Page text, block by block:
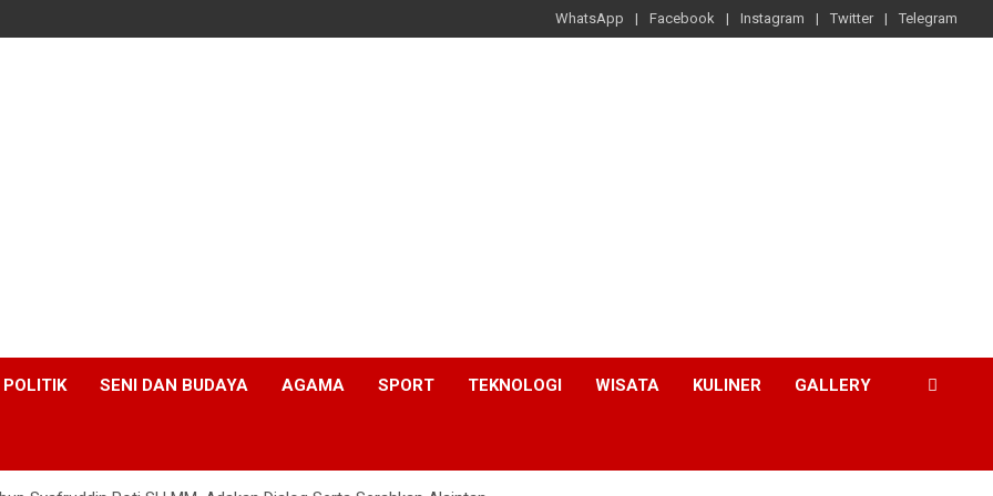
WhatsApp Facebook Instagram Twitter Telegram
POLITIK SENI DAN BUDAYA AGAMA SPORT TEKNOLOGI WISATA KULINER GALLERY